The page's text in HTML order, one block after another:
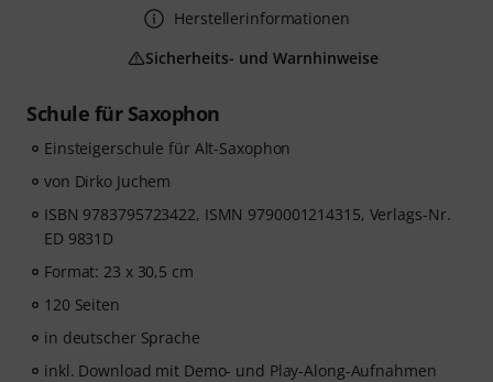
Schule für Saxophon
Einsteigerschule für Alt-Saxophon
von Dirko Juchem
ISBN 9783795723422, ISMN 9790001214315, Verlags-Nr.
ED 9831D
Format: 23 x 30,5 cm
120 Seiten
in deutscher Sprache
inkl. Download mit Demo- und Play-Along-Aufnahmen
Herstellerinformationen
Sicherheits- und Warnhinweise